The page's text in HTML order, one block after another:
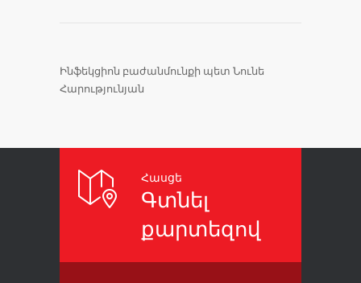
Ինֆեկցիոն բաժանմունքի պետ Նունե
Հարությունյան
Հասցե
Գտնել
քարտեզով